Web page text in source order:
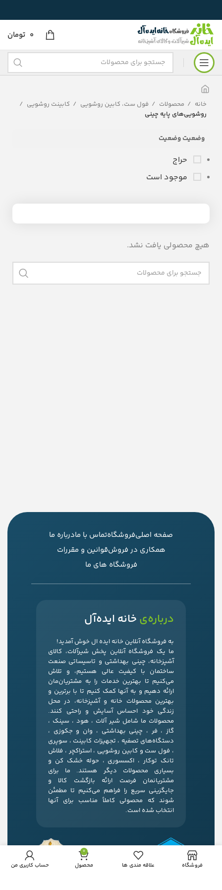
0 تومان
خانه محصولات فول ست، کابین روشویی
کابینت روشویی
روشویی‌های پایه چینی
وضعیت وضعیت
حراج
موجود است
هیچ محصولی یافت نشد.
صفحه اصلیفروشگاهتماس با مادرباره ما
همکاری در فروشقوانین و مقررات
فروشگاه های ما
درباره‌ی خانه ایده‌آل
به فروشگاه آنلاین خانه ایده ال خوش آمدید!
ما یک فروشگاه آنلاین پخش شیرآلات، کالای
آشپزخانه، چینی بهداشتی و تاسیساتی صنعت
ساختمان با کیفیت عالی هستیم، و تلاش
می‌کنیم تا بهترین خدمات را به مشتریان‌مان
ارائه دهیم و به آنها کمک کنیم تا با برترین و
بهترین محصولات خانه و آشپزخانه، در محل
زندگی خود احساس آسایش و راحتی کنند.
محصولات ما شامل شیر آلات ، هود ، سینک ،
گاز ، فر ، چینی بهداشتی ، وان و جکوزی ،
دستگاه‌های تصفیه ، تجهیزات کابینت ، سوپری
، فول ست و کابین روشویی ، استراکچر ، فلاش
تانک توکار ، اکسسوری ، حوله خشک کن و
بسیاری محصولات دیگر هستند. ما برای
مشتریانمان فرصت ارائه بازگشت کالا و
جایگزینی سریع را فراهم می‌کنیم تا مطمئن
شوند که محصولی کاملاً مناسب برای آنها
انتخاب شده است.
فروشگاه علاقه مندی ها
0
محصول حساب کاربری من